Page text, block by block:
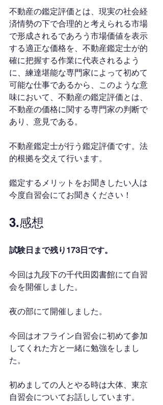
不動産の鑑定評価とは、現実の社会経
済情勢の下で合理的と考えられる市場
で形成されるであろう市場価値を表示
する適正な価格を、不動産鑑定士が的
確に把握する作業に代表されるよう
に、練達堪能な専門家によって初めて
可能な仕事であるから、このような意
味において、不動産の鑑定評価とは、
不動産の価格に関する専門家の判断で
あり、意見である。
不動産鑑定士が行う鑑定評価です。法
的根拠を交えて行います。
鑑定するメリットをお聞きしたい人は
今度自習会にてお聞きください！
3.感想
試験日まで残り173日です。
今回は九段下の千代田図書館にて自習
会を開催しました。
夜の部にて開催しました。
今回はオフライン自習会に初めて参加
してくれた方と一緒に勉強をしまし
た。
初めましての人とやる時は大体、東京
自習会についてお話ししています。